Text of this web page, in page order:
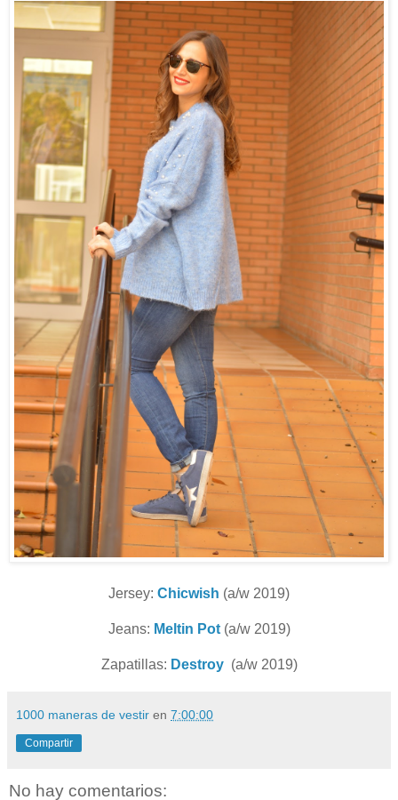
Jersey: Chicwish (a/w 2019)
Jeans: Meltin Pot(a/w 2019)
Zapatillas: Destroy(a/w 2019)
1000 maneras de vestir en 7:00:00
Compartir
No hay comentarios: